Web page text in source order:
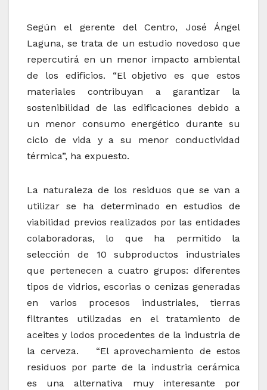
Según el gerente del Centro, José Ángel
Laguna, se trata de un estudio novedoso que
repercutirá en un menor impacto ambiental
de los edificios. “El objetivo es que estos
materiales contribuyan a garantizar la
sostenibilidad de las edificaciones debido a
un menor consumo energético durante su
ciclo de vida y a su menor conductividad
térmica”, ha expuesto.
La naturaleza de los residuos que se van a
utilizar se ha determinado en estudios de
viabilidad previos realizados por las entidades
colaboradoras, lo que ha permitido la
selección de 10 subproductos industriales
que pertenecen a cuatro grupos: diferentes
tipos de vidrios, escorias o cenizas generadas
en varios procesos industriales, tierras
filtrantes utilizadas en el tratamiento de
aceites y lodos procedentes de la industria de
la cerveza. “El aprovechamiento de estos
residuos por parte de la industria cerámica
es una alternativa muy interesante por